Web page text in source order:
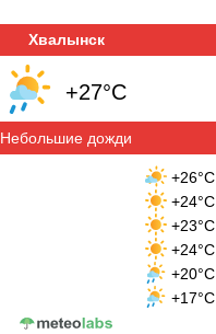
Хвалынск
+27°C
Небольшие дожди
+26°C
+24°C
+23°C
+24°C
+20°C
+17°C